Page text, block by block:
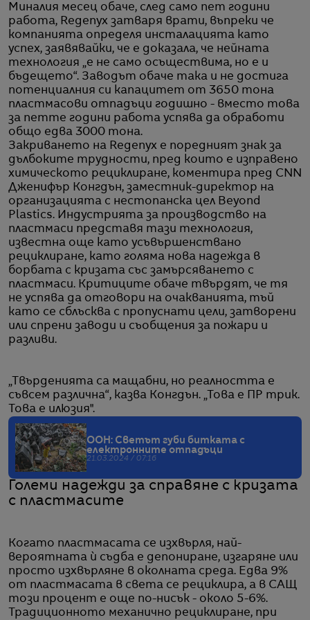
Миналия месец обаче, след само пет години
работа, Regenyx затваря врати, въпреки че
компанията определя инсталацията като
успех, заявявайки, че е доказала, че нейната
технология „е не само осъществима, но е и
бъдещето“. Заводът обаче така и не достига
потенциалния си капацитет от 3650 тона
пластмасови отпадъци годишно - вместо това
за петте години работа успява да обработи
общо едва 3000 тона.
Закриването на Regenyx е поредният знак за
дълбоките трудности, пред които е изправено
химическото рециклиране, коментира пред CNN
Дженифър Конгдън, заместник-директор на
организацията с нестопанска цел Beyond
Plastics. Индустрията за производство на
пластмаси представя тази технология,
известна още като усъвършенствано
рециклиране, като голяма нова надежда в
борбата с кризата със замърсяването с
пластмаси. Критиците обаче твърдят, че тя
не успява да отговори на очакванията, тъй
като се сблъсква с пропуснати цели, затворени
или спрени заводи и съобщения за пожари и
разливи.
„Твърденията са мащабни, но реалността е
съвсем различна“, казва Конгдън. „Това е ПР трик.
Това е илюзия".
ООН: Светът губи битката с
електронните отпадъци
21.03.2024 / 07:16
Големи надежди за справяне с кризата
с пластмасите
Когато пластмасата се изхвърля, най-
вероятната ѝ съдба е депониране, изгаряне или
просто изхвърляне в околната среда. Едва 9%
от пластмасата в света се рециклира, а в САЩ
този процент е още по-нисък - около 5-6%.
Традиционното механично рециклиране, при